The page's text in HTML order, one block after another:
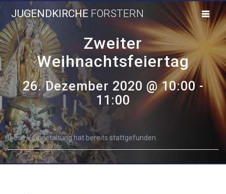
to
content
JUGENDKIRCHE FORSTERN
Zweiter
Weihnachtsfeiertag
26. Dezember 2020 @ 10:00-
11:00
Diese Veranstaltung hat bereits stattgefunden.